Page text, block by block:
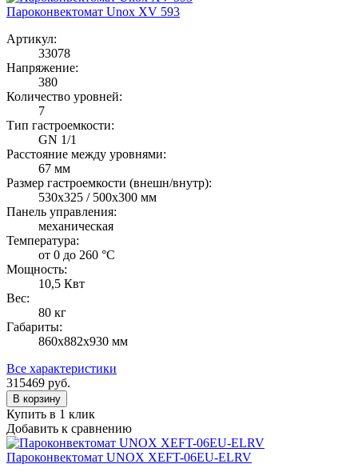
Пароконвектомат Unox XV 593
Артикул:
33078
Напряжение:
380
Количество уровней:
7
Тип гастроемкости:
GN 1/1
Расстояние между уровнями:
67 мм
Размер гастроемкости (внешн/внутр):
530x325 / 500x300 мм
Панель управления:
механическая
Температура:
от 0 до 260 °С
Мощность:
10,5 Квт
Вес:
80 кг
Габариты:
860х882х930 мм
Все характеристики
315469 руб.
В корзину
Купить в 1 клик
Добавить к сравнению
Пароконвектомат UNOX XEFT-06EU-ELRV